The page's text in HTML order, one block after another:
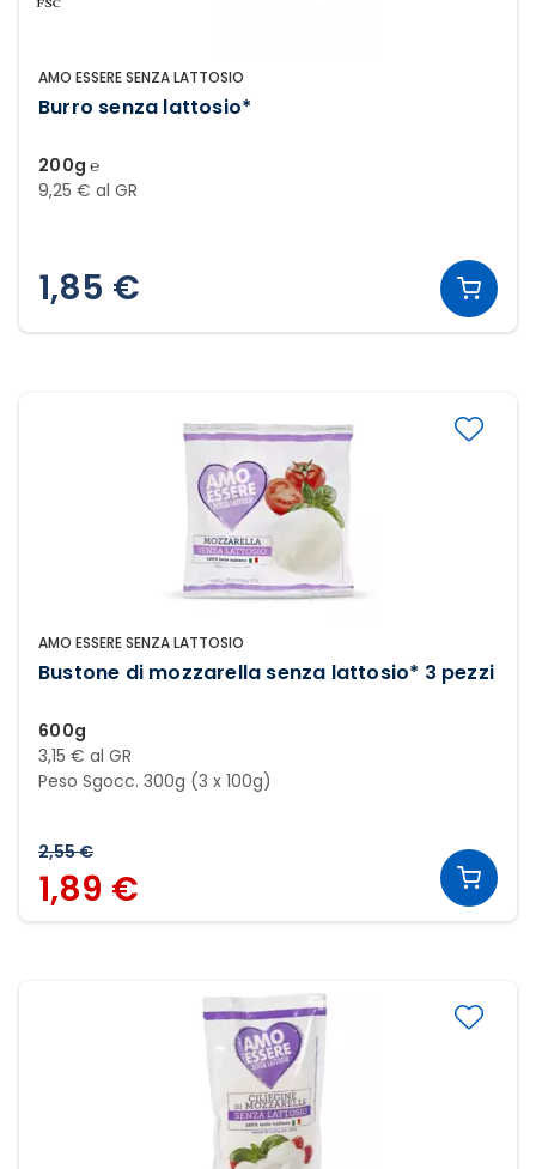
AMO ESSERE SENZA LATTOSIO
Burro senza lattosio*
200g ℮
9,25 € al GR
1,85 €
AMO ESSERE SENZA LATTOSIO
Bustone di mozzarella senza lattosio* 3 pezzi
600g
3,15 € al GR
Peso Sgocc. 300g (3 x 100g)
2,55 €
1,89 €